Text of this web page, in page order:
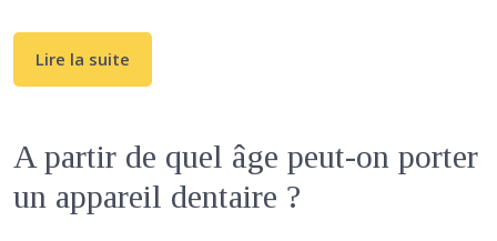
Lire la suite
A partir de quel âge peut-on porter
un appareil dentaire ?